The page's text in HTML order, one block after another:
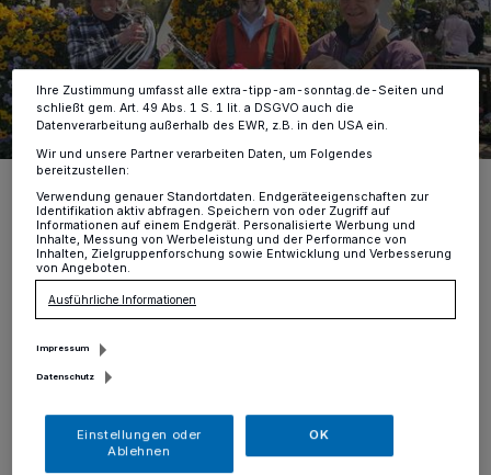
Die „Swingin’ Gärtner“ unterhalten beim Frühlingsfest in Kamp-
Lintfort. Am Samstagnachmittag marschieren die fröhlich
musizierenden Gärtner durch die Innenstadt und verbreiten Spaß
und gute Laune mit deutschen Liedern zum Mitschmettern.
Foto: Werbegemeinschaft Kamp-Lintfort
V Moerser Straße bis zum EK3, wo in
diesem Jahr die große Bühne steht, erstreckt
ändern oder Ihre Einwilligung zu widerrufen, indem Sie auf den Link
Einstellungen oder Ablehnen am unteren Rand der Webseite klicken.
Ihre Einstellungen gelten innerhalb unseres Website. Weitere
Informationen finden Sie in unserer Datenschutzerklärung.
Ihre Zustimmung umfasst alle extra-tipp-am-sonntag.de-Seiten und
schließt gem. Art. 49 Abs. 1 S. 1 lit. a DSGVO auch die
Datenverarbeitung außerhalb des EWR, z.B. in den USA ein.
Wir und unsere Partner verarbeiten Daten, um Folgendes
bereitzustellen:
Verwendung genauer Standortdaten. Endgeräteeigenschaften zur
Identifikation aktiv abfragen. Speichern von oder Zugriff auf
Informationen auf einem Endgerät. Personalisierte Werbung und
Inhalte, Messung von Werbeleistung und der Performance von
Inhalten, Zielgruppenforschung sowie Entwicklung und Verbesserung
von Angeboten.
Ausführliche Informationen
Impressum
Datenschutz
Einstellungen oder
Ablehnen
OK